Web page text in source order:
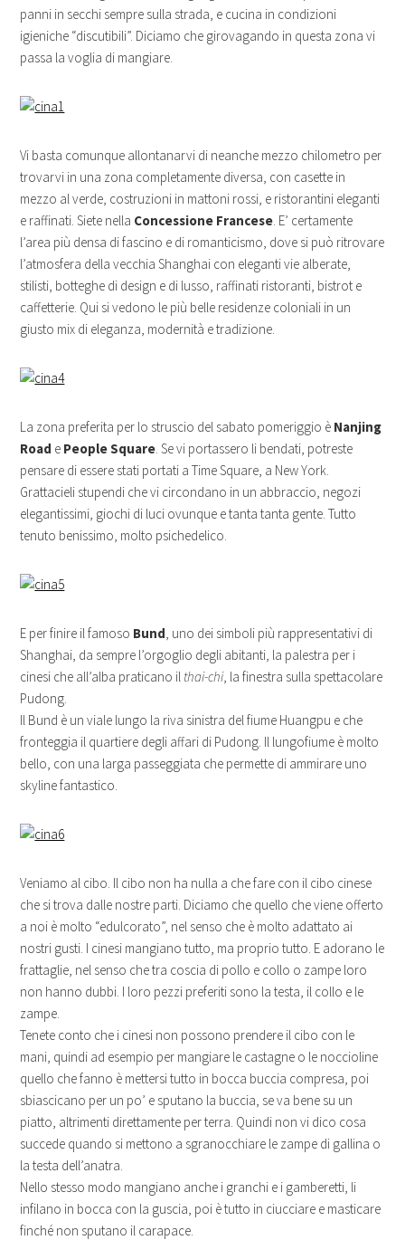
panni in secchi sempre sulla strada, e cucina in condizioni
igieniche “discutibili”. Diciamo che girovagando in questa zona vi
passa la voglia di mangiare.
Vi basta comunque allontanarvi di neanche mezzo chilometro per
trovarvi in una zona completamente diversa, con casette in
mezzo al verde, costruzioni in mattoni rossi, e ristorantini eleganti
e raffinati. Siete nella Concessione Francese. E’ certamente
l’area più densa di fascino e di romanticismo, dove si può ritrovare
l’atmosfera della vecchia Shanghai con eleganti vie alberate,
stilisti, botteghe di design e di lusso, raffinati ristoranti, bistrot e
caffetterie. Qui si vedono le più belle residenze coloniali in un
giusto mix di eleganza, modernità e tradizione.
La zona preferita per lo struscio del sabato pomeriggio è Nanjing
Road e People Square. Se vi portassero li bendati, potreste
pensare di essere stati portati a Time Square, a New York.
Grattacieli stupendi che vi circondano in un abbraccio, negozi
elegantissimi, giochi di luci ovunque e tanta tanta gente. Tutto
tenuto benissimo, molto psichedelico.
E per finire il famoso Bund, uno dei simboli più rappresentativi di
Shanghai, da sempre l’orgoglio degli abitanti, la palestra per i
cinesi che all’alba praticano il thai-chi, la finestra sulla spettacolare
Pudong.
Il Bund è un viale lungo la riva sinistra del fiume Huangpu e che
fronteggia il quartiere degli affari di Pudong. Il lungofiume è molto
bello, con una larga passeggiata che permette di ammirare uno
skyline fantastico.
Veniamo al cibo. Il cibo non ha nulla a che fare con il cibo cinese
che si trova dalle nostre parti. Diciamo che quello che viene offerto
a noi è molto “edulcorato”, nel senso che è molto adattato ai
nostri gusti. I cinesi mangiano tutto, ma proprio tutto. E adorano le
frattaglie, nel senso che tra coscia di pollo e collo o zampe loro
non hanno dubbi. I loro pezzi preferiti sono la testa, il collo e le
zampe.
Tenete conto che i cinesi non possono prendere il cibo con le
mani, quindi ad esempio per mangiare le castagne o le noccioline
quello che fanno è mettersi tutto in bocca buccia compresa, poi
sbiascicano per un po’ e sputano la buccia, se va bene su un
piatto, altrimenti direttamente per terra. Quindi non vi dico cosa
succede quando si mettono a sgranocchiare le zampe di gallina o
la testa dell’anatra.
Nello stesso modo mangiano anche i granchi e i gamberetti, li
infilano in bocca con la guscia, poi è tutto in ciucciare e masticare
finché non sputano il carapace.